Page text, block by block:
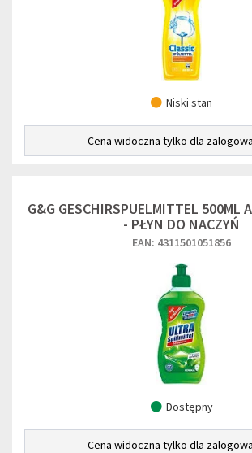
Niski stan
Cena widoczna tylko dla
G&G GESCHIRSPUELMITTEL 500ML
- PŁYN DO NACZYŃ
EAN: 4311501051856
Dostępny
Cena widoczna tylko dla